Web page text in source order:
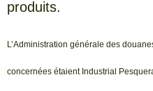
produits.
L’Administration générale des
concernées étaient Industrial